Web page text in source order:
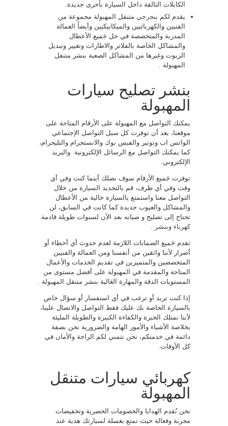
الكابلات التالفة داخل السيارة بأخرى جديدة.
يقدم لكم بنجرجي متنقل المهبولة مجموعة من
الفنيين والكهربائيين والميكانيكيين وأيضاً العمالة
المدربة والمتخصصة في حل جَميع الأعطال
والمشاكل الخاصة بالفلاتر والاطارات وتغيير وتبديل
الزيوت وغيرها من المشاكل الصعبة بنشر متنقل
المهبولة .
بنشر تصليح سيارات
المهبولة
يمكنك التواصل مع المهبولة على الأرقام المتاحة على
موقعنا، بعد أن توفرت كل سبل التواصل الإجتماعي
الواتس اب وتوتير والفيس بوك والانستجرام والتليجرام،
كما يمكنك التواصل مع الرسائل الإلكترونية والبريد
الإلكتروني.
توفرت جَميع الأرقام سوف نصلك أينما كنت وفي أي
وقت وفي أي ظرف، قم بالتجديد السيارة من خلال
التواصل معنا واستمتع بالسيارة خالية من الأعطال
والمشاكل والعيوب جديدة كما كانت في السابق، لن
تحتاج إلى تصليح و صيانه بعد الآن لسنوات طويلة قادمة
كهرباء وبنشر .
تقدم جَميع الضمانات اللازمة لعدم حدوث أي أخطاء أو
أضرار لأننا واثقين من أنفسنا ومن العمالة والفنيين
المتخصصين والمتميزين في تقديم الخدمات والأعمال
المتاحة والمقدمة في المهبولة على أفضل مستوى من
المستويات الدقة والمهارة العَالية بنشر متنقل المهبولة .
إذا كنت تريد أو ترغب في أي استفسار أو سؤال خاص
بالسيارة الخاصة بك عليك فقط التواصل والاتصال علينا،
لأننا نمتلك الخبرة والكفاءة الكبيرة والطويلة المليئة
بخلاصة الأشياء والأمور الهامة والضرورية نحن بصفة
دائمة في خدمتكم، نحن نتمني لكم الراحة والأمان في
كل الأوقات.
كهربائي سيارات متنقل
المهبولة
نحن نُقدم الهدايا والخصومات الحصرية وتخفيضات
مجربة وفعالة حيث تمتع بغسلة لسيارتك هدية عند